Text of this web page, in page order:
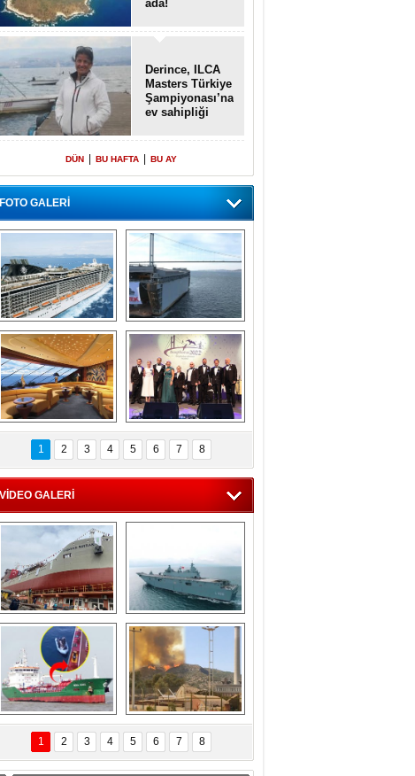
ada!
Derince, ILCA
Masters Türkiye
Şampiyonası’na
ev sahipliği
DÜN BU HAFTA BU AY
FOTO GALERİ
“Gemi içinde gemi”
konsepti ile MSC
Splendida
Dünyada tek!
Denizaltı yüzer
havuzu intikal
seyrine başladı
MSC'den 55 milyon
euroluk turizm geliri
müjdesi
5. Bosphorus Ship
Brokers Dinner,
İstanbul’da yapıldı
1 2 3 4 5 6 7 8
VİDEO GALERİ
Çeksan Tersanesi,
Başaran Bayrak
tankerini suya
indirdi
TCG Anadolu,
tersane teknik
seyrini tamamladı
Göçmenlerin
imdadına Türk
sahipli MINA DENIZ
yetişti
Milas’taki yangın
yeniden termik
santrallere doğru
ilerliyor
1 2 3 4 5 6 7 8